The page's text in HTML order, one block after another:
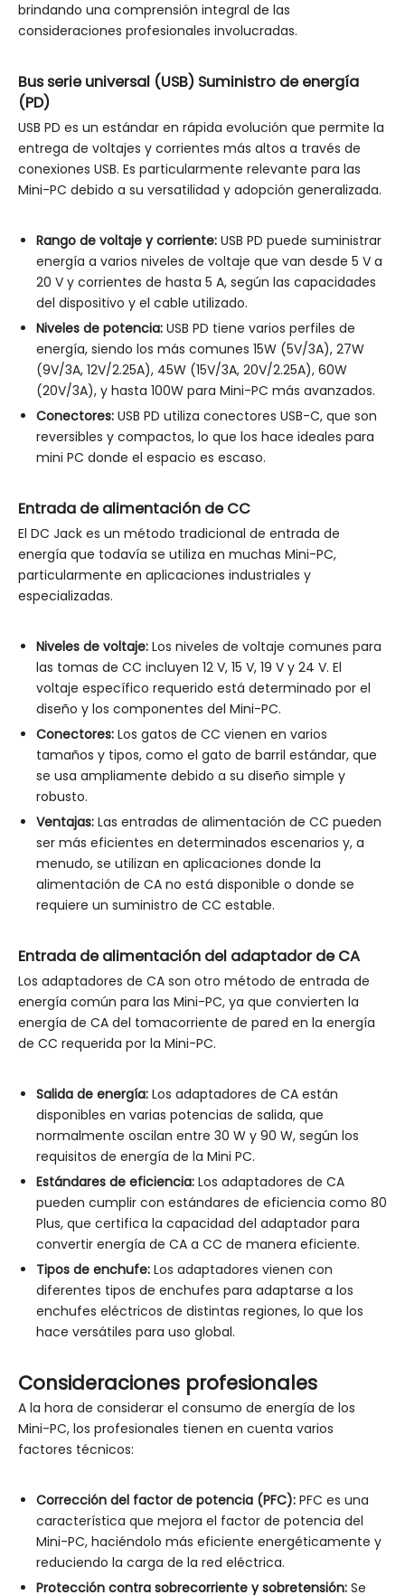
brindando una comprensión integral de las
consideraciones profesionales involucradas.
Bus serie universal (USB) Suministro de energía
(PD)
USB PD es un estándar en rápida evolución que permite la
entrega de voltajes y corrientes más altos a través de
conexiones USB. Es particularmente relevante para las
Mini-PC debido a su versatilidad y adopción generalizada.
Rango de voltaje y corriente: USB PD puede suministrar
energía a varios niveles de voltaje que van desde 5 V a
20 V y corrientes de hasta 5 A, según las capacidades
del dispositivo y el cable utilizado.
Niveles de potencia: USB PD tiene varios perfiles de
energía, siendo los más comunes 15W (5V/3A), 27W
(9V/3A, 12V/2.25A), 45W (15V/3A, 20V/2.25A), 60W
(20V/3A), y hasta 100W para Mini-PC más avanzados.
Conectores: USB PD utiliza conectores USB-C, que son
reversibles y compactos, lo que los hace ideales para
mini PC donde el espacio es escaso.
Entrada de alimentación de CC
El DC Jack es un método tradicional de entrada de
energía que todavía se utiliza en muchas Mini-PC,
particularmente en aplicaciones industriales y
especializadas.
Niveles de voltaje: Los niveles de voltaje comunes para
las tomas de CC incluyen 12 V, 15 V, 19 V y 24 V. El
voltaje específico requerido está determinado por el
diseño y los componentes del Mini-PC.
Conectores: Los gatos de CC vienen en varios
tamaños y tipos, como el gato de barril estándar, que
se usa ampliamente debido a su diseño simple y
robusto.
Ventajas: Las entradas de alimentación de CC pueden
ser más eficientes en determinados escenarios y, a
menudo, se utilizan en aplicaciones donde la
alimentación de CA no está disponible o donde se
requiere un suministro de CC estable.
Entrada de alimentación del adaptador de CA
Los adaptadores de CA son otro método de entrada de
energía común para las Mini-PC, ya que convierten la
energía de CA del tomacorriente de pared en la energía
de CC requerida por la Mini-PC.
Salida de energía: Los adaptadores de CA están
disponibles en varias potencias de salida, que
normalmente oscilan entre 30 W y 90 W, según los
requisitos de energía de la Mini PC.
Estándares de eficiencia: Los adaptadores de CA
pueden cumplir con estándares de eficiencia como 80
Plus, que certifica la capacidad del adaptador para
convertir energía de CA a CC de manera eficiente.
Tipos de enchufe: Los adaptadores vienen con
diferentes tipos de enchufes para adaptarse a los
enchufes eléctricos de distintas regiones, lo que los
hace versátiles para uso global.
Consideraciones profesionales
A la hora de considerar el consumo de energía de los
Mini-PC, los profesionales tienen en cuenta varios
factores técnicos:
Corrección del factor de potencia (PFC): PFC es una
característica que mejora el factor de potencia del
Mini-PC, haciéndolo más eficiente energéticamente y
reduciendo la carga de la red eléctrica.
Protección contra sobrecorriente y sobretensión: Se